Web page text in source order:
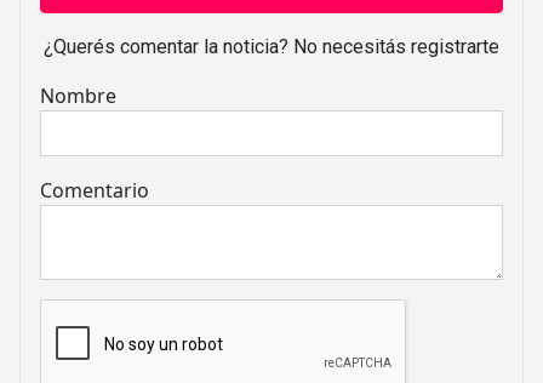
¿Querés comentar la noticia? No necesitás registrarte
Nombre
Comentario